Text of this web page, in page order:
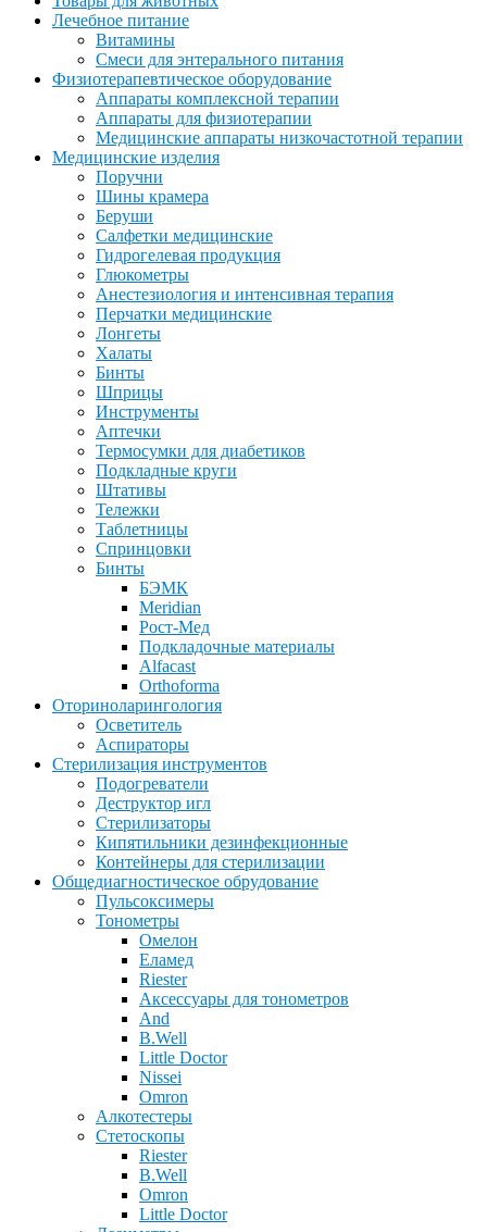
Лечебное питание
Витамины
Смеси для энтерального питания
Физиотерапевтическое оборудование
Аппараты комплексной терапии
Аппараты для физиотерапии
Медицинские аппараты низкочастотной терапии
Медицинские изделия
Поручни
Шины крамера
Беруши
Салфетки медицинские
Гидрогелевая продукция
Глюкометры
Анестезиология и интенсивная терапия
Перчатки медицинские
Лонгеты
Халаты
Бинты
Шприцы
Инструменты
Аптечки
Термосумки для диабетиков
Подкладные круги
Штативы
Тележки
Таблетницы
Спринцовки
Бинты
БЭМК
Meridian
Рост-Мед
Подкладочные материалы
Alfacast
Orthoforma
Оториноларингология
Осветитель
Аспираторы
Стерилизация инструментов
Подогреватели
Деструктор игл
Стерилизаторы
Кипятильники дезинфекционные
Контейнеры для стерилизации
Общедиагностическое обрудование
Пульсоксимеры
Тонометры
Омелон
Еламед
Riester
Аксессуары для тонометров
And
B.Well
Little Doctor
Nissei
Omron
Алкотестеры
Стетоскопы
Riester
B.Well
Omron
Little Doctor